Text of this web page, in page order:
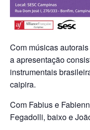
Com músicas
a apresentação
instrumentais
caipira.
Com Fabius e
Fegadolli, baixo e